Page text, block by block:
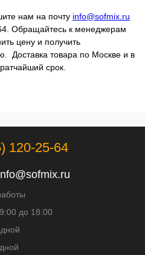
нам на почту info@sofmix.ru
Обращайтесь к менеджерам
цену и получить
Доставка товара по Москве и в
срок.
120-25-64
до 18:00